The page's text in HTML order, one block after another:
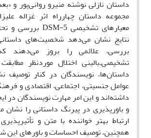
داستان نازلی نوشته منیرو روانی‌پور و
مجموعه داستان چهارراه اثر غزاله
معیارهای تشخیصی
بررسی و
نتایج نشان می‌دهد شخصیت‌های
بررسی، علائمی را بروز می‌دهند
تشخیصی‌ـ‌بالینی اختلال موردنظر
داستان‌ها، نویسندگان در کنار توصیف
عوامل جنسیتی، اجتماعی، اقتصادی و
داشته‌اند و این امر مهارت نویسندگان در
و باورپذیری در پیرنگ داستانی را
ارتباط بهتر خواننده با متن و
همچنین، توصیف احساسات و باورهای این